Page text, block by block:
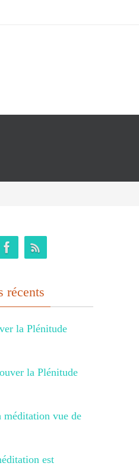
récents
la Plénitude
la Plénitude
méditation vue de
est